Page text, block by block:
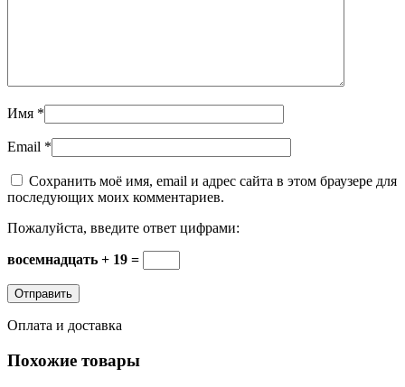
Имя *
Email *
Сохранить моё имя, email и адрес сайта в этом браузере для
последующих моих комментариев.
Пожалуйста, введите ответ цифрами:
восемнадцать + 19 =
Оплата и доставка
Похожие товары